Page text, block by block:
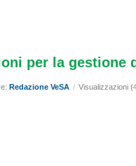
per la
Redazione VeSA / Visualizzazioni